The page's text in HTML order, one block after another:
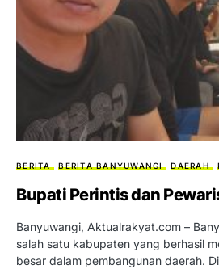
BERITA BERITA BANYUWANGI DAERAH
Bupati Perintis dan
Banyuwangi, Aktualrakyat.com –
salah satu kabupaten yang berhasil
besar dalam pembangunan daerah.